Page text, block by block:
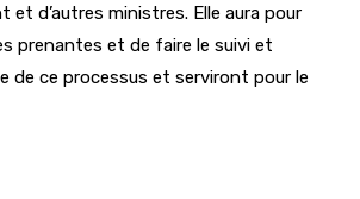
d’autres ministres. Elle aura pour
prenantes et de faire le suivi et
de ce processus et serviront pour le